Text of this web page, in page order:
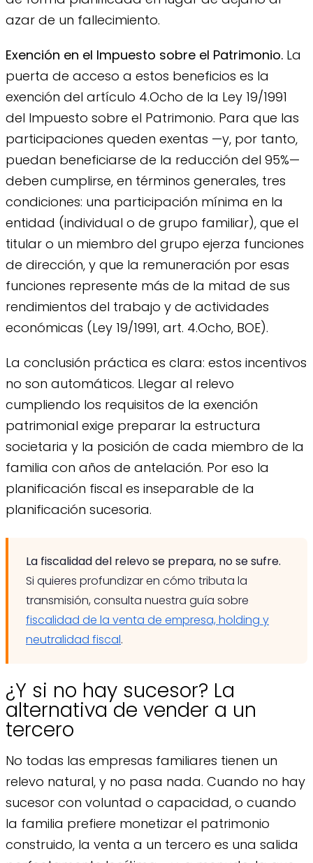
azar de un fallecimiento.
Exención en el Impuesto sobre el Patrimonio. La
puerta de acceso a estos beneficios es la
exención del artículo 4.Ocho de la Ley 19/1991
del Impuesto sobre el Patrimonio. Para que las
participaciones queden exentas —y, por tanto,
puedan beneficiarse de la reducción del 95%—
deben cumplirse, en términos generales, tres
condiciones: una participación mínima en la
entidad (individual o de grupo familiar), que el
titular o un miembro del grupo ejerza funciones
de dirección, y que la remuneración por esas
funciones represente más de la mitad de sus
rendimientos del trabajo y de actividades
económicas (Ley 19/1991, art. 4.Ocho, BOE).
La conclusión práctica es clara: estos incentivos
no son automáticos. Llegar al relevo
cumpliendo los requisitos de la exención
patrimonial exige preparar la estructura
societaria y la posición de cada miembro de la
familia con años de antelación. Por eso la
planificación fiscal es inseparable de la
planificación sucesoria.
La fiscalidad del relevo se prepara, no se sufre.
Si quieres profundizar en cómo tributa la
transmisión, consulta nuestra guía sobre
fiscalidad de la venta de empresa, holding y
neutralidad fiscal.
¿Y si no hay sucesor? La
alternativa de vender a un
tercero
No todas las empresas familiares tienen un
relevo natural, y no pasa nada. Cuando no hay
sucesor con voluntad o capacidad, o cuando
la familia prefiere monetizar el patrimonio
construido, la venta a un tercero es una salida